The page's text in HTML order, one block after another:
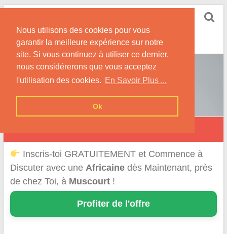
Nous utilisons des cookies pour vous
garantir la meilleure expérience sur notre
site. Si vous continuez à utiliser ce dernier,
nous considérerons que vous acceptez
l'utilisation des cookies. En Savoir Plus ...
Ok
Skip
content
Conseils et Infos pour la Rencontre d'une Belle
Africaine !
Inscris-toi GRATUITEMENT et Commence à
Discuter avec une Africainedès Maintenant, près
de chez Toi, à Muscourt!
Profiter de l'offre